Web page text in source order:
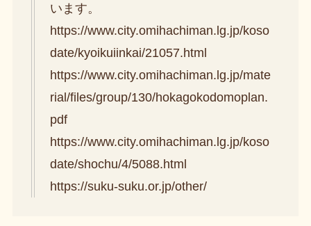
います。
https://www.city.omihachiman.lg.jp/koso
date/kyoikuiinkai/21057.html
https://www.city.omihachiman.lg.jp/mate
rial/files/group/130/hokagokodomoplan.
pdf
https://www.city.omihachiman.lg.jp/koso
date/shochu/4/5088.html
https://suku-suku.or.jp/other/